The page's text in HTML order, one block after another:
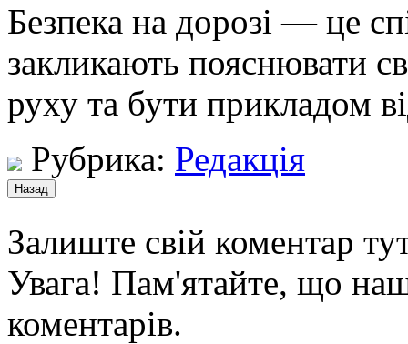
Безпека на дорозі — це
закликають пояснювати
руху та бути прикладом
Рубрика: Редакція
Залиште свій коментар
Увага! Пам'ятайте, що
коментарів.